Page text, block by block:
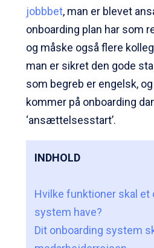
jobbbet, man er blevet
onboarding plan har som
og måske også flere
man er sikret den gode
som begreb er engelsk,
kommer på onboarding
‘ansættelsesstart’.
INDHOLD
Hvilke funktioner skal et
system have?
Dit onboarding system